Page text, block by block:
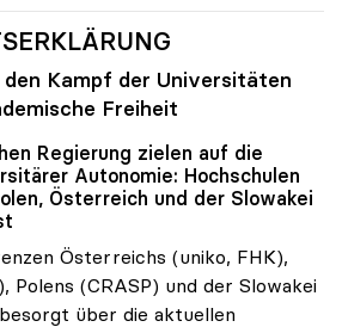
Kampf der Universitäten
Freiheit
Regierung zielen auf die
Autonomie: Hochschulen
Österreich und der Slowakei
Österreichs (uniko, FHK),
Polens (CRASP) und der Slowakei
über die aktuellen